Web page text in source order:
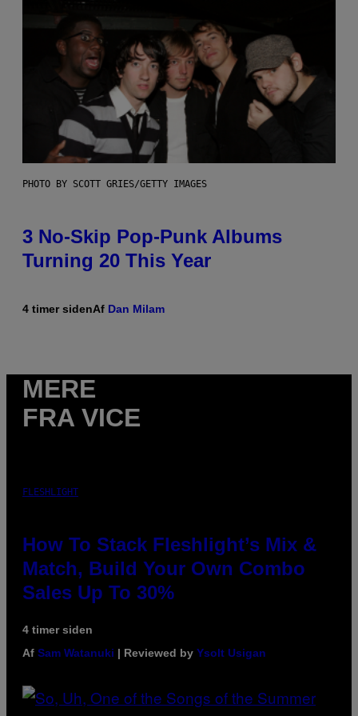
PHOTO BY SCOTT GRIES/GETTY IMAGES
3 No-Skip Pop-Punk Albums
Turning 20 This Year
4 timer sidenAf Dan Milam
MERE
FRA VICE
FLESHLIGHT
How To Stack Fleshlight’s Mix &
Match, Build Your Own Combo
Sales Up To 30%
4 timer siden
Af Sam Watanuki | Reviewed by Ysolt Usigan